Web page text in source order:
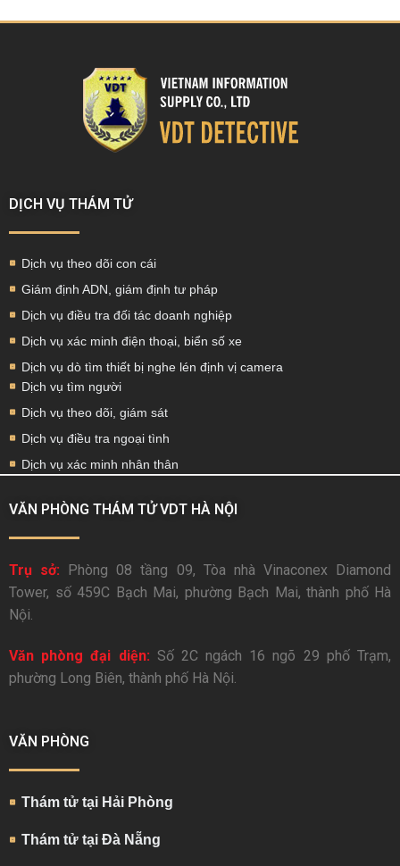
DỊCH VỤ THÁM TỬ
Dịch vụ theo dõi con cái
Giám định ADN, giám định tư pháp
Dịch vụ điều tra đối tác doanh nghiệp
Dịch vụ xác minh điện thoại, biển số xe
Dịch vụ dò tìm thiết bị nghe lén định vị camera
Dịch vụ tìm người
Dịch vụ theo dõi, giám sát
Dịch vụ điều tra ngoại tình
Dịch vụ xác minh nhân thân
VĂN PHÒNG THÁM TỬ VDT HÀ NỘI
Trụ sở: Phòng 08 tầng 09, Tòa nhà Vinaconex Diamond
Tower, số 459C Bạch Mai, phường Bạch Mai, thành phố Hà
Nội.
Văn phòng đại diện: Số 2C ngách 16 ngõ 29 phố Trạm,
phường Long Biên, thành phố Hà Nội.
VĂN PHÒNG
Thám tử tại Hải Phòng
Thám tử tại Đà Nẵng